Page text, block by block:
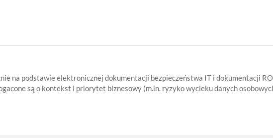
na podstawie elektronicznej dokumentacji bezpieczeństwa IT i dokumentacji
są o kontekst i priorytet biznesowy (m.in. ryzyko wycieku danych